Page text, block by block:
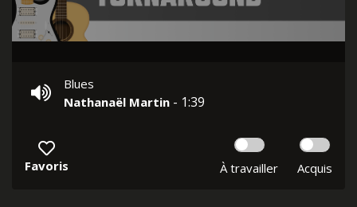
Blues
Nathanaël Martin - 1:39
Favoris À travailler Acquis